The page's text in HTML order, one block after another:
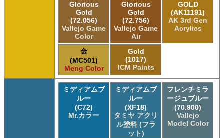
Glorious
Gold
(72.056)
Vallejo Game
Color
Glorious
Gold
(72.756)
Vallejo Game
Air
GOLD
(AK11191)
AK 3rd Gen
Acrylics
金
(MC501)
Meng Color
Gold
(1017)
ICM Paints
ミディアムブ
ルー
(C72)
Mr.カラー
ミディアムブ
ルー
(XF18)
タミヤ アクリ
ル塗料 (フラ
ット)
フレンチミラ
ージュブルー
(70.900)
Vallejo
Model Color